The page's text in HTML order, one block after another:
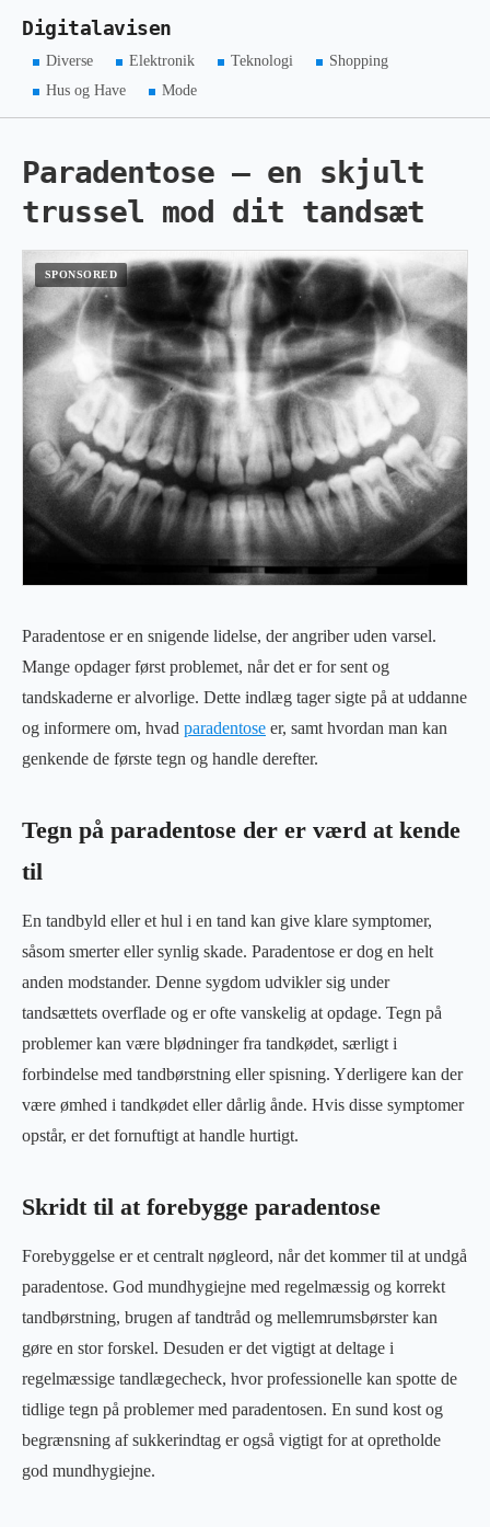
Digitalavisen
Diverse Elektronik Teknologi
Shopping
Hus og Have
Mode
Paradentose – en skjult
trussel mod dit tandsæt
Paradentose er en snigende lidelse, der angriber uden varsel.
Mange opdager først problemet, når det er for sent og
tandskaderne er alvorlige. Dette indlæg tager sigte på at uddanne
og informere om, hvad paradentose er, samt hvordan man kan
genkende de første tegn og handle derefter.
Tegn på paradentose der er værd at kende
til
En tandbyld eller et hul i en tand kan give klare symptomer,
såsom smerter eller synlig skade. Paradentose er dog en helt
anden modstander. Denne sygdom udvikler sig under
tandsættets overflade og er ofte vanskelig at opdage. Tegn på
problemer kan være blødninger fra tandkødet, særligt i
forbindelse med tandbørstning eller spisning. Yderligere kan der
være ømhed i tandkødet eller dårlig ånde. Hvis disse symptomer
opstår, er det fornuftigt at handle hurtigt.
Skridt til at forebygge paradentose
Forebyggelse er et centralt nøgleord, når det kommer til at undgå
paradentose. God mundhygiejne med regelmæssig og korrekt
tandbørstning, brugen af tandtråd og mellemrumsbørster kan
gøre en stor forskel. Desuden er det vigtigt at deltage i
regelmæssige tandlægecheck, hvor professionelle kan spotte de
tidlige tegn på problemer med paradentosen. En sund kost og
begrænsning af sukkerindtag er også vigtigt for at opretholde
god mundhygiejne.